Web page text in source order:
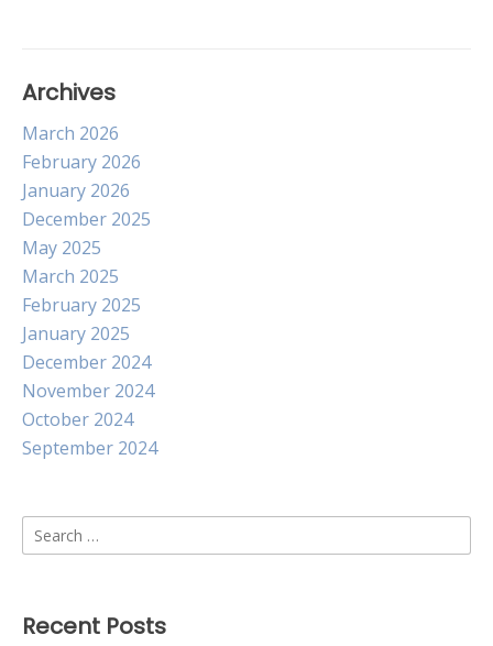
Archives
March 2026
February 2026
January 2026
December 2025
May 2025
March 2025
February 2025
January 2025
December 2024
November 2024
October 2024
September 2024
Search
for:
Recent Posts